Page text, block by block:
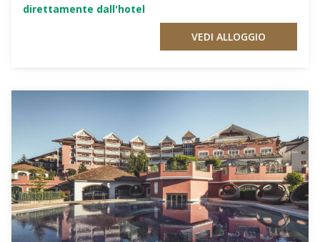
direttamente dall'hotel
VEDI ALLOGGIO